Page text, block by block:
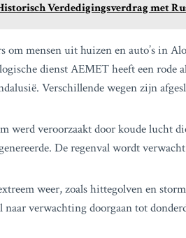
Verdedigingsverdrag met
mensen uit huizen en auto’s in
dienst AEMET heeft een rode
Verschillende wegen zijn
werd veroorzaakt door koude lucht
De regenval wordt
weer, zoals hittegolven en
verwachting doorgaan tot